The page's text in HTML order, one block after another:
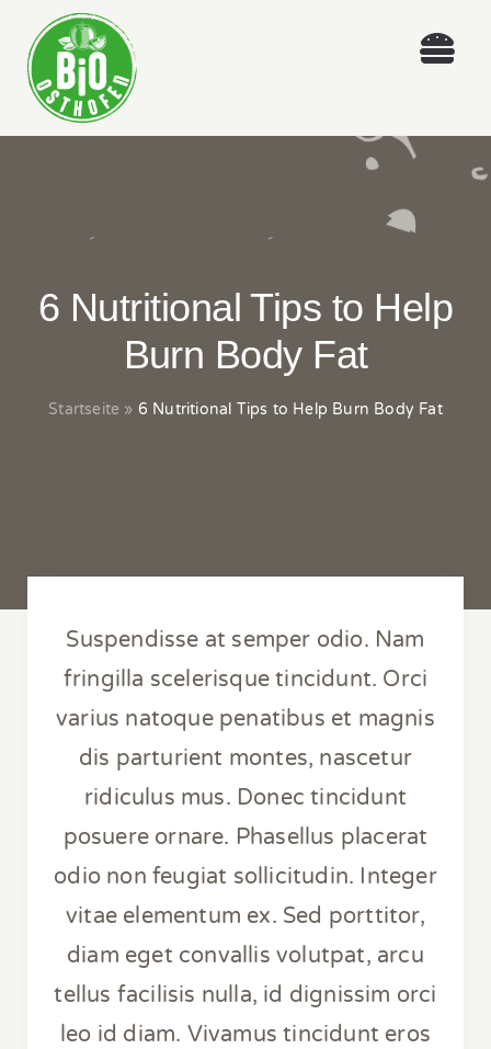
content
WORKSHOPS
6 Nutritional Tips to Help
Burn Body Fat
Startseite » 6 Nutritional Tips to Help Burn Body Fat
Suspendisse at semper odio. Nam
fringilla scelerisque tincidunt. Orci
varius natoque penatibus et magnis
dis parturient montes, nascetur
ridiculus mus. Donec tincidunt
posuere ornare. Phasellus placerat
odio non feugiat sollicitudin. Integer
vitae elementum ex. Sed porttitor,
diam eget convallis volutpat, arcu
tellus facilisis nulla, id dignissim orci
leo id diam. Vivamus tincidunt eros